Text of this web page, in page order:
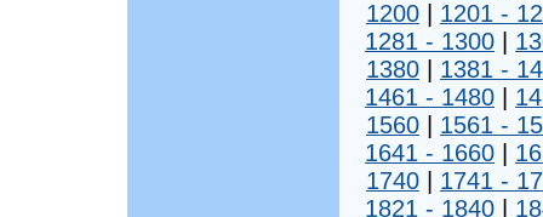
1200
1201 -
1281 - 1300
1380
1381 -
1461 - 1480
1560
1561 -
1641 - 1660
1740
1741 -
1821 - 1840